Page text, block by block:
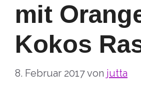
mit
Kokos
8. Februar 2017von jutta